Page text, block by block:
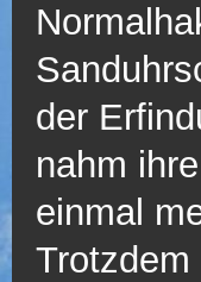
der
nahm
einmal